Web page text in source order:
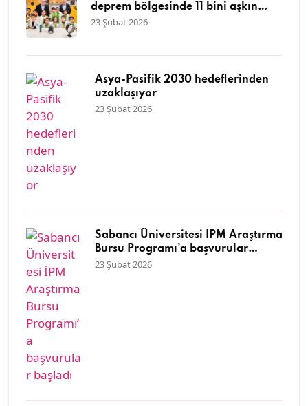
deprem bölgesinde 11 bini aşkın
çocuğa nitelikli eğitim desteği
23 Şubat 2026
Asya-Pasifik 2030 hedeflerinden
uzaklaşıyor
23 Şubat 2026
Sabancı Üniversitesi İPM Araştırma
Bursu Programı’a başvurular
başladı
23 Şubat 2026